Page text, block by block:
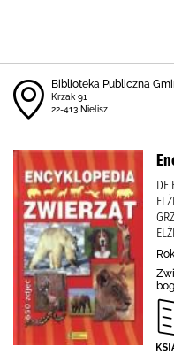
Biblioteka Publiczna
Krzak 91
22-413 Nielisz
DE